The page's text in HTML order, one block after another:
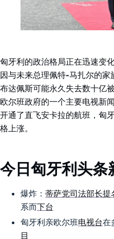
匈牙利的政治格局正在迅速变
因与未来总理佩特-马扎尔的
布达佩斯可能永久失去数十亿
欧尔班政府的一个主要电视新
开通了直飞安卡拉的航班，匈
格上涨。
今日匈牙利头条
爆炸： 蒂萨党司法部长提
系而下台
匈牙利亲欧尔班电视台在
目